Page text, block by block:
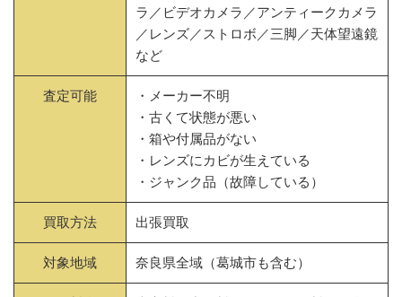
ラ／ビデオカメラ／アンティークカメラ
／レンズ／ストロボ／三脚／天体望遠鏡
など
査定可能
・メーカー不明
・古くて状態が悪い
・箱や付属品がない
・レンズにカビが生えている
・ジャンク品（故障している）
買取方法 出張買取
対象地域 奈良県全域（葛城市も含む）